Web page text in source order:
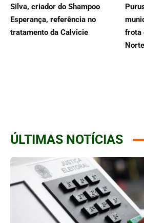
Silva, criador do Shampoo
Esperança, referência no
tratamento da Calvicie
frota
Norte
ÚLTIMAS NOTÍCIAS